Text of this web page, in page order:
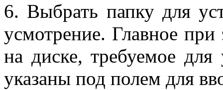
6. Выбрать папку для
усмотрение. Главное
на диске, требуемое
указаны под полем для